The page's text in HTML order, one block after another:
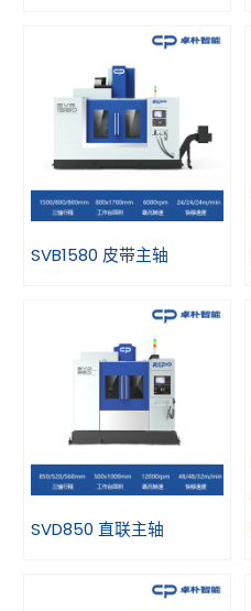
SVB1580 皮带主轴
SVD850 直联主轴